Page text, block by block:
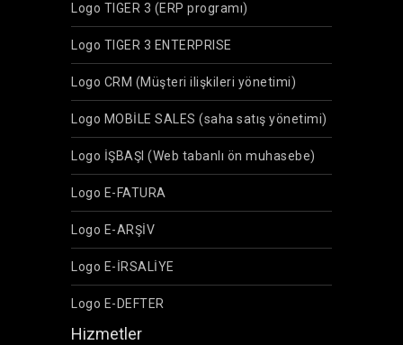
Logo TIGER 3 (ERP programı)
Logo TIGER 3 ENTERPRISE
Logo CRM (Müşteri ilişkileri yönetimi)
Logo MOBİLE SALES (saha satış yönetimi)
Logo İŞBAŞI (Web tabanlı ön muhasebe)
Logo E-FATURA
Logo E-ARŞİV
Logo E-İRSALİYE
Logo E-DEFTER
Hizmetler